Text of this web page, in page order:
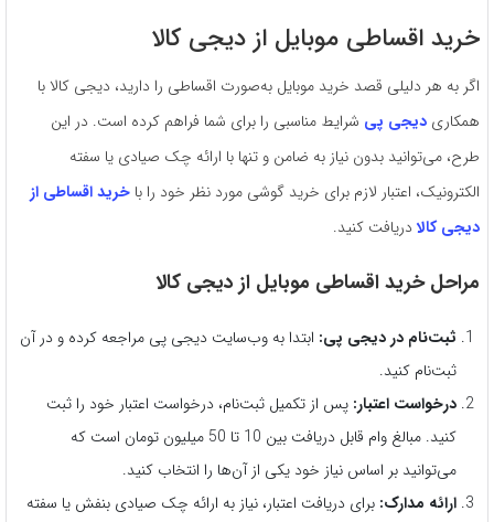
خرید اقساطی موبایل از دیجی کالا
اگر به هر دلیلی قصد خرید موبایل به‌صورت اقساطی را دارید، دیجی کالا با
همکاری دیجی پی شرایط مناسبی را برای شما فراهم کرده است. در این
طرح، می‌توانید بدون نیاز به ضامن و تنها با ارائه چک صیادی یا سفته
الکترونیک، اعتبار لازم برای خرید گوشی مورد نظر خود را با خرید اقساطی از
دیجی کالا دریافت کنید.
مراحل خرید اقساطی موبایل از دیجی کالا
ثبت‌نام در دیجی پی: ابتدا به وب‌سایت دیجی پی مراجعه کرده و در آن
ثبت‌نام کنید.
درخواست اعتبار: پس از تکمیل ثبت‌نام، درخواست اعتبار خود را ثبت
کنید. مبالغ وام قابل دریافت بین 10 تا 50 میلیون تومان است که
می‌توانید بر اساس نیاز خود یکی از آن‌ها را انتخاب کنید.
ارائه مدارک: برای دریافت اعتبار، نیاز به ارائه چک صیادی بنفش یا سفته